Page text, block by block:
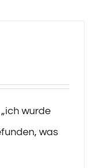
wurde
was